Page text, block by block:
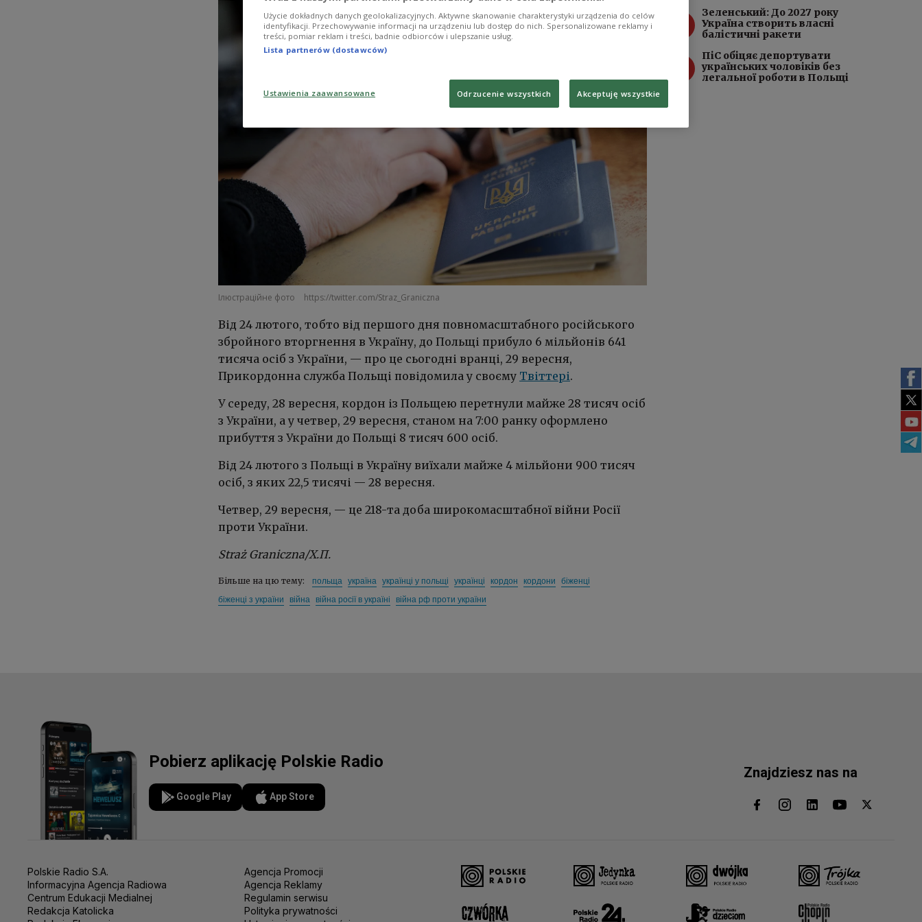
Ілюстраційне фото https://twitter.com/Straz_Graniczna
Від 24 лютого, тобто від першого дня повномасштабного російського
збройного вторгнення в Україну, до Польщі прибуло 6 мільйонів 641
тисяча осіб з України, — про це сьогодні вранці, 29 вересня,
Прикордонна служба Польщі повідомила у своєму Твіттері.
У середу, 28 вересня, кордон із Польщею перетнули майже 28 тисяч осіб
з України, а у четвер, 29 вересня, станом на 7:00 ранку оформлено
прибуття з України до Польщі 8 тисяч 600 осіб.
Від 24 лютого з Польщі в Україну виїхали майже 4 мільйони 900 тисяч
осіб, з яких 22,5 тисячі — 28 вересня.
Четвер, 29 вересня, — це 218-та доба широкомасштабної війни Росії
проти України.
Straż Graniczna/Х.П.
Більше на цю тему: польща україна українці у польщі українці кордон кордони біженці
біженці з україни війна війна росії в україні війна рф проти україни
Зеленський: До 2027 року
Україна створить власні
балістичні ракети
ПіC обіцяє депортувати
українських чоловіків без
легальної роботи в Польщі
Pobierz aplikację Polskie Radio
Google Play App Store
Znajdziesz nas na
Polskie Radio S.A.
Informacyjna Agencja Radiowa
Centrum Edukacji Medialnej
Redakcja Katolicka
Agencja Promocji
Agencja Reklamy
Regulamin serwisu
Polityka prywatności
Użycie dokładnych danych geolokalizacyjnych. Aktywne skanowanie charakterystyki urządzenia do celów
identyfikacji. Przechowywanie informacji na urządzeniu lub dostęp do nich. Spersonalizowane reklamy i
treści, pomiar reklam i treści, badnie odbiorców i ulepszanie usług.
Lista partnerów (dostawców)
Ustawienia zaawansowane Odrzucenie wszystkich Akceptuję wszystkie